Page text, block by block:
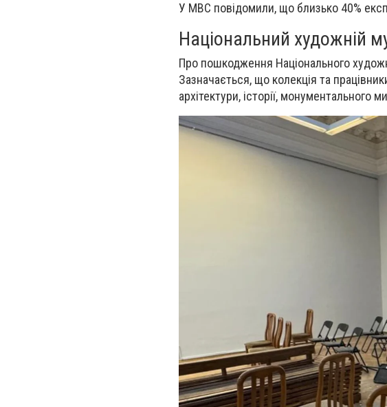
У МВС повідомили, що близько 40%
Національний художній
Про пошкодження Національного
Зазначається, що колекція та
архітектури, історії, монументального